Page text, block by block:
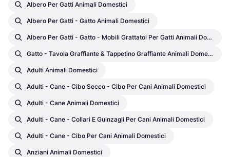
Albero Per Gatti Animali Domestici
Albero Per Gatti - Gatto Animali Domestici
Albero Per Gatti - Gatto - Mobili Grattatoi Per Gatti Animali Domestici
Gatto - Tavola Graffiante & Tappetino Graffiante Animali Domestici
Adulti Animali Domestici
Adulti - Cane - Cibo Secco - Cibo Per Cani Animali Domestici
Adulti - Cane Animali Domestici
Adulti - Cane - Collari E Guinzagli Per Cani Animali Domestici
Adulti - Cane - Cibo Per Cani Animali Domestici
Anziani Animali Domestici